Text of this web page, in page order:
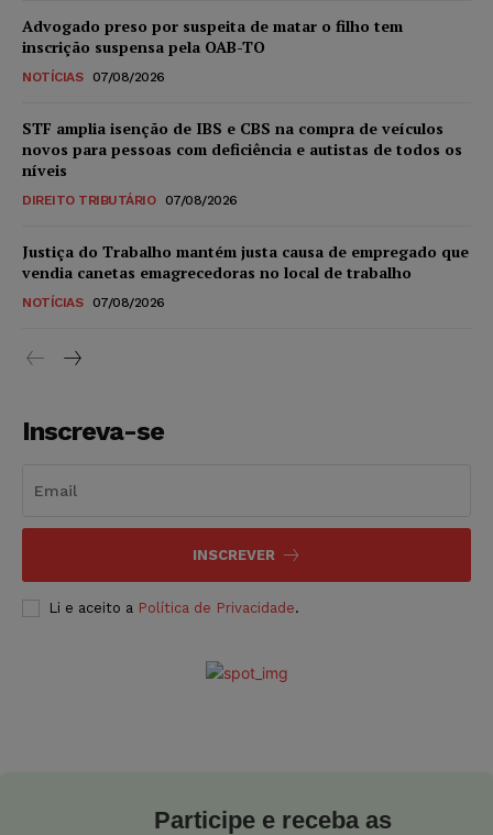
Advogado preso por suspeita de matar o filho tem
inscrição suspensa pela OAB-TO
NOTÍCIAS 07/08/2026
STF amplia isenção de IBS e CBS na compra de veículos
novos para pessoas com deficiência e autistas de todos os
níveis
DIREITO TRIBUTÁRIO 07/08/2026
Justiça do Trabalho mantém justa causa de empregado que
vendia canetas emagrecedoras no local de trabalho
NOTÍCIAS 07/08/2026
Inscreva-se
INSCREVER
Li e aceito a Política de Privacidade.
Participe e receba as